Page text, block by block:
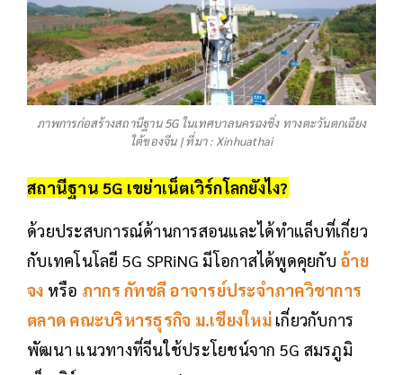
ภาพการก่อสร้างสถานีฐาน 5G ในเทศบาลนครฉงชิ่ง ทางตะวันตกเฉียง
ใต้ของจีน | ที่มา : Xinhuathai
สถานีฐาน 5G เขย่าเน็ตเวิร์กโลกยังไง?
ด้วยประสบการณ์ด้านการสอนและได้ทำแล็บที่เกี่ยว
กับเทคโนโลยี 5G SPRiNG มีโอกาสได้พูดคุยกับ อ้าย
จง หรือ ภากร กัทชลี อาจารย์ประจำภาควิชาการ
ตลาด คณะบริหารธุรกิจ ม.เชียงใหม่เกี่ยวกับการ
พัฒนา แนวทางที่จีนใช้ประโยชน์จาก 5G สมรภูมิ